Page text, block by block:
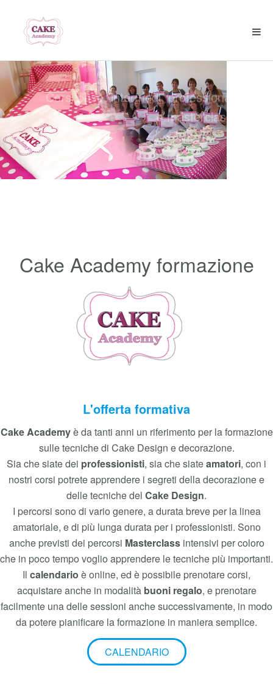
Corsi professionali e amatoriali, per
tutti i livelli
Calendario
Corsi base, intermedi, professionali
e masterclass.
L'offerta formativa
Cake Academy è da tanti anni un riferimento per la formazione
sulle tecniche di Cake Design e decorazione.
Sia che siate dei professionisti, sia che siateamatori, con i
nostri corsi potrete apprendere i segreti della decorazione e
delle tecniche delCake Design.
I percorsi sono di vario genere, a durata breve per la linea
amatoriale, e di più lunga durata per i professionisti. Sono
anche previsti dei percorsiMasterclassintensivi per coloro